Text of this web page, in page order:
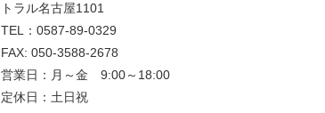
トラル名古屋1101
TEL：0587-89-0329
FAX: 050-3588-2678
営業日：月～金 9:00～18:00
定休日：土日祝